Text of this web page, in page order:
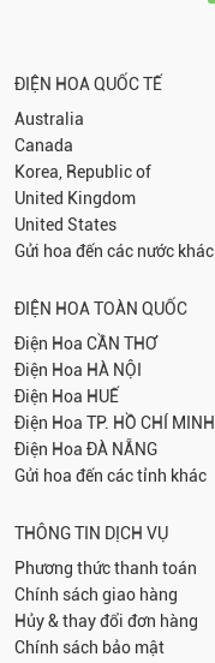
ĐIỆN HOA QUỐC TẾ
Australia
Canada
Korea, Republic of
United Kingdom
United States
Gửi hoa đến các nước khác
ĐIỆN HOA TOÀN QUỐC
Điện Hoa CẦN THƠ
Điện Hoa HÀ NỘI
Điện Hoa HUẾ
Điện Hoa TP. HỒ CHÍ MINH
Điện Hoa ĐÀ NẴNG
Gửi hoa đến các tỉnh khác
THÔNG TIN DỊCH VỤ
Phương thức thanh toán
Chính sách giao hàng
Hủy & thay đổi đơn hàng
Chính sách bảo mật